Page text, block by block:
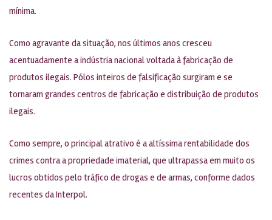
mínima.
Como agravante da situação, nos últimos anos cresceu
acentuadamente a indústria nacional voltada à fabricação de
produtos ilegais. Pólos inteiros de falsificação surgiram e se
tornaram grandes centros de fabricação e distribuição de produtos
ilegais.
Como sempre, o principal atrativo é a altíssima rentabilidade dos
crimes contra a propriedade imaterial, que ultrapassa em muito os
lucros obtidos pelo tráfico de drogas e de armas, conforme dados
recentes da Interpol.